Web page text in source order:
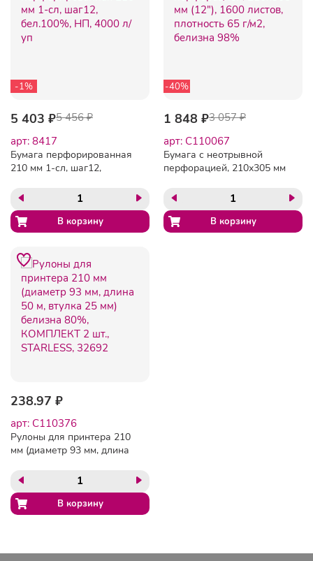
-1%
5 403 ₽5 456 ₽
арт: 8417
Бумага перфорированная
210 мм 1-сл, шаг12,
-40%
1 848 ₽3 057 ₽
арт: C110067
Бумага с неотрывной
перфорацией, 210х305 мм
плотность 65 г/м2, белизна
98%
238.97 ₽
арт: C110376
Рулоны для принтера 210
мм (диаметр 93 мм, длина
белизна 80%, КОМПЛЕКТ
2 шт., STARLESS, 32692